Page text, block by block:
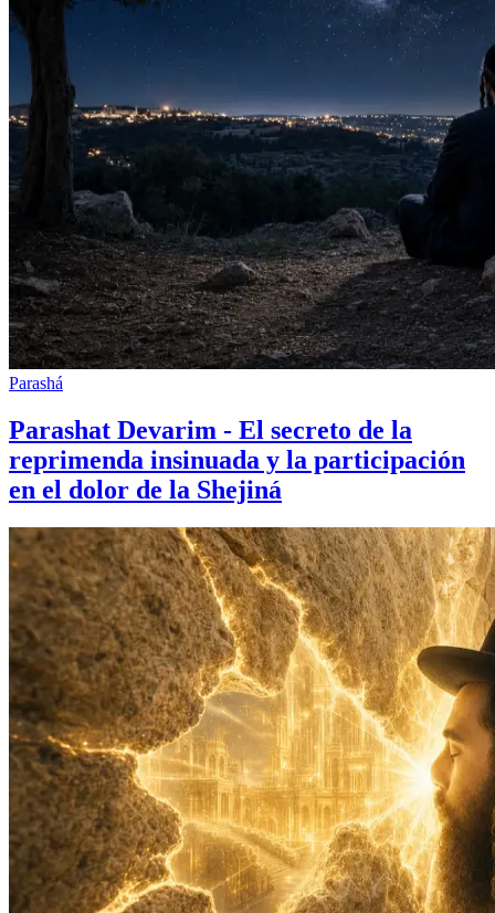
Parashá
Parashat Devarim - El secreto de la
reprimenda insinuada y la participación
en el dolor de la Shejiná